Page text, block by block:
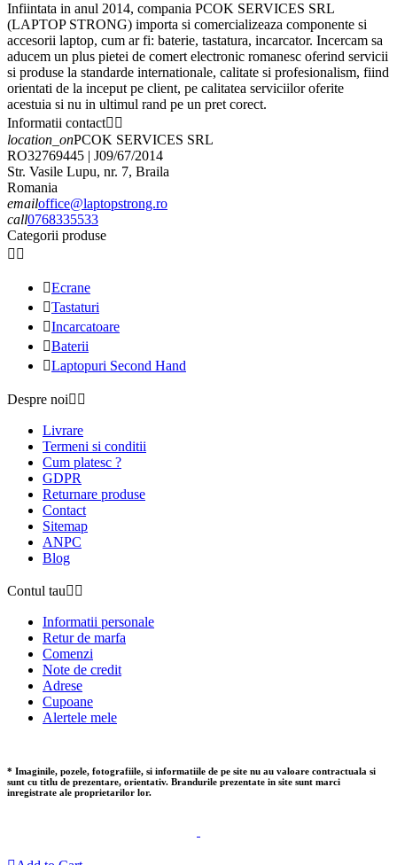
Infiintata in anul 2014, compania PCOK SERVICES SRL
(LAPTOP STRONG) importa si comercializeaza componente si
accesorii laptop, cum ar fi: baterie, tastatura, incarcator. Incercam sa
aducem un plus pietei de comert electronic romanesc oferind servicii
si produse la standarde internationale, calitate si profesionalism, fiind
orientati de la inceput pe client, pe calitatea serviciilor oferite
acestuia si nu in ultimul rand pe un pret corect.
Informatii contact 
location_onPCOK SERVICES SRL
RO32769445 | J09/67/2014
Str. Vasile Lupu, nr. 7, Braila
Romania
emailoffice@laptopstrong.ro
call0768335533
Categorii produse
 
Ecrane
Tastaturi
Incarcatoare
Baterii
Laptopuri Second Hand
Despre noi 
Livrare
Termeni si conditii
Cum platesc ?
GDPR
Returnare produse
Contact
Sitemap
ANPC
Blog
Contul tau 
Informatii personale
Retur de marfa
Comenzi
Note de credit
Adrese
Cupoane
Alertele mele
* Imaginile, pozele, fotografiile, si informatiile de pe site nu au valoare contractuala si
sunt cu titlu de prezentare, orientativ. Brandurile prezentate in site sunt marci
inregistrate ale proprietarilor lor.